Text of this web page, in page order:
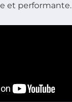
et performante.